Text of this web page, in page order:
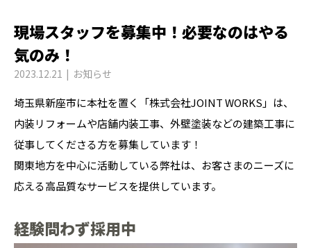
現場スタッフを募集中！必要なのはやる
気のみ！
2023.12.21 お知らせ
埼玉県新座市に本社を置く「株式会社JOINT WORKS」は、
内装リフォームや店舗内装工事、外壁塗装などの建築工事に
従事してくださる方を募集しています！
関東地方を中心に活動している弊社は、お客さまのニーズに
応える高品質なサービスを提供しています。
経験問わず採用中